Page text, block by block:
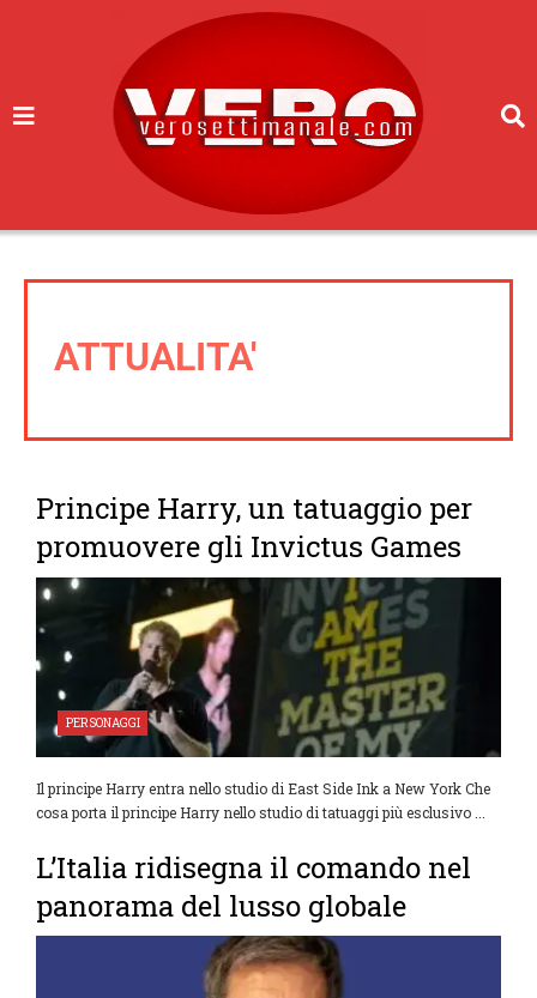
ATTUALITA'
Principe Harry, un tatuaggio per
promuovere gli Invictus Games
PERSONAGGI
Il principe Harry entra nello studio di East Side Ink a New York Che
cosa porta il principe Harry nello studio di tatuaggi più esclusivo ...
L’Italia ridisegna il comando nel
panorama del lusso globale